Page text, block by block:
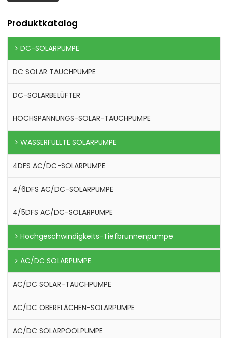
Produktkatalog
DC-SOLARPUMPE
DC SOLAR TAUCHPUMPE
DC-SOLARBELÜFTER
HOCHSPANNUNGS-SOLAR-TAUCHPUMPE
WASSERFÜLLTE SOLARPUMPE
4DFS AC/DC-SOLARPUMPE
4/6DFS AC/DC-SOLARPUMPE
4/5DFS AC/DC-SOLARPUMPE
Hochgeschwindigkeits-Tiefbrunnenpumpe
AC/DC SOLARPUMPE
AC/DC SOLAR-TAUCHPUMPE
AC/DC OBERFLÄCHEN-SOLARPUMPE
AC/DC SOLARPOOLPUMPE